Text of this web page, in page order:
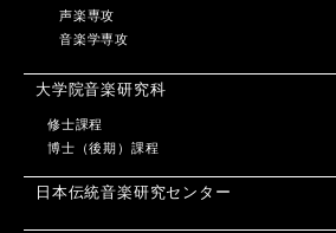
声楽専攻
音楽学専攻
大学院音楽研究科
修士課程
博士（後期）課程
日本伝統音楽研究センター